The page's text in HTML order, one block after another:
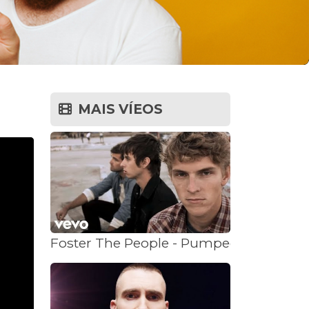
MAIS VÍEOS
Foster The People - Pumped up Kicks